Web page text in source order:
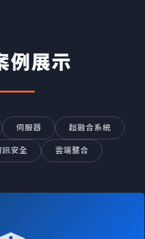
例展示
伺服器 超融合系統
訊安全 雲端整合